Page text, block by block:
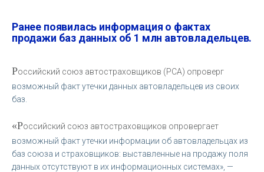
Ранее появилась информация о фактах
продажи баз данных об 1 млн автовладельцев.
Российский союз автостраховщиков (РСА) опроверг
возможный факт утечки данных автовладельцев из своих
баз.
«Российский союз автостраховщиков опровергает
возможный факт утечки информации об автовладельцах из
баз союза и страховщиков: выставленные на продажу поля
данных отсутствуют в их информационных системах», —